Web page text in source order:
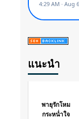
แนะนำ
พายุรักโหม
กระหน่ำใจ